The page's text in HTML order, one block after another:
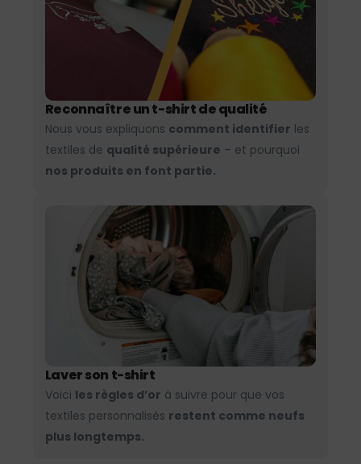
Reconnaître un t-shirt de qualité
Nous vous expliquons comment identifier les
textiles de qualité supérieure – et pourquoi
nos produits en font partie.
Laver son t-shirt
Voici les règles d’or à suivre pour que vos
textiles personnalisés restent comme neufs
plus longtemps.